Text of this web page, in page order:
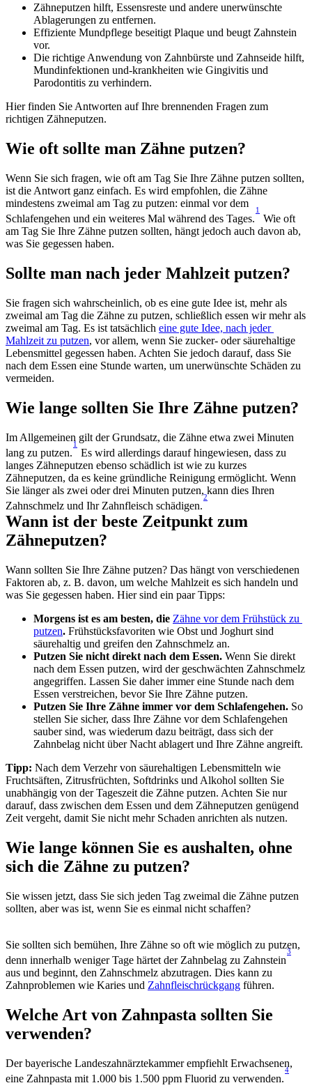
Zähneputzen hilft, Essensreste und andere unerwünschte
Ablagerungen zu entfernen.
Effiziente Mundpflege beseitigt Plaque und beugt Zahnstein
vor.
Die richtige Anwendung von Zahnbürste und Zahnseide hilft,
Mundinfektionen und-krankheiten wie Gingivitis und
Parodontitis zu verhindern.
Hier finden Sie Antworten auf Ihre brennenden Fragen zum
richtigen Zähneputzen.
Wie oft sollte man Zähne putzen?
Wenn Sie sich fragen, wie oft am Tag Sie Ihre Zähne putzen sollten,
ist die Antwort ganz einfach. Es wird empfohlen, die Zähne
mindestens zweimal am Tag zu putzen: einmal vor dem
Schlafengehen und ein weiteres Mal während des Tages.
1
Wie oft
am Tag Sie Ihre Zähne putzen sollten, hängt jedoch auch davon ab,
was Sie gegessen haben.
Sollte man nach jeder Mahlzeit putzen?
Sie fragen sich wahrscheinlich, ob es eine gute Idee ist, mehr als
zweimal am Tag die Zähne zu putzen, schließlich essen wir mehr als
zweimal am Tag. Es ist tatsächlich eine gute Idee, nach jeder
Mahlzeit zu putzen, vor allem, wenn Sie zucker- oder säurehaltige
Lebensmittel gegessen haben. Achten Sie jedoch darauf, dass Sie
nach dem Essen eine Stunde warten, um unerwünschte Schäden zu
vermeiden.
Wie lange sollten Sie Ihre Zähne putzen?
Im Allgemeinen gilt der Grundsatz, die Zähne etwa zwei Minuten
lang zu putzen.
1
Es wird allerdings darauf hingewiesen, dass zu
langes Zähneputzen ebenso schädlich ist wie zu kurzes
Zähneputzen, da es keine gründliche Reinigung ermöglicht. Wenn
Sie länger als zwei oder drei Minuten putzen, kann dies Ihren
Zahnschmelz und Ihr Zahnfleisch schädigen.
2
Wann ist der beste Zeitpunkt zum
Zähneputzen?
Wann sollten Sie Ihre Zähne putzen? Das hängt von verschiedenen
Faktoren ab, z. B. davon, um welche Mahlzeit es sich handeln und
was Sie gegessen haben. Hier sind ein paar Tipps:
Morgens ist es am besten, die Zähne vor dem Frühstück zu
putzen. Frühstücksfavoriten wie Obst und Joghurt sind
säurehaltig und greifen den Zahnschmelz an.
Putzen Sie nicht direkt nach dem Essen. Wenn Sie direkt
nach dem Essen putzen, wird der geschwächten Zahnschmelz
angegriffen. Lassen Sie daher immer eine Stunde nach dem
Essen verstreichen, bevor Sie Ihre Zähne putzen.
Putzen Sie Ihre Zähne immer vor dem Schlafengehen. So
stellen Sie sicher, dass Ihre Zähne vor dem Schlafengehen
sauber sind, was wiederum dazu beiträgt, dass sich der
Zahnbelag nicht über Nacht ablagert und Ihre Zähne angreift.
Tipp: Nach dem Verzehr von säurehaltigen Lebensmitteln wie
Fruchtsäften, Zitrusfrüchten, Softdrinks und Alkohol sollten Sie
unabhängig von der Tageszeit die Zähne putzen. Achten Sie nur
darauf, dass zwischen dem Essen und dem Zähneputzen genügend
Zeit vergeht, damit Sie nicht mehr Schaden anrichten als nutzen.
Wie lange können Sie es aushalten, ohne
sich die Zähne zu putzen?
Sie wissen jetzt, dass Sie sich jeden Tag zweimal die Zähne putzen
sollten, aber was ist, wenn Sie es einmal nicht schaffen?
Sie sollten sich bemühen, Ihre Zähne so oft wie möglich zu putzen,
denn innerhalb weniger Tage härtet der Zahnbelag zu Zahnstein
3
aus und beginnt, den Zahnschmelz abzutragen. Dies kann zu
Zahnproblemen wie Karies und Zahnfleischrückgang führen.
Welche Art von Zahnpasta sollten Sie
verwenden?
Der bayerische Landeszahnärztekammer empfiehlt Erwachsenen,
eine Zahnpasta mit 1.000 bis 1.500 ppm Fluorid zu verwenden.
4